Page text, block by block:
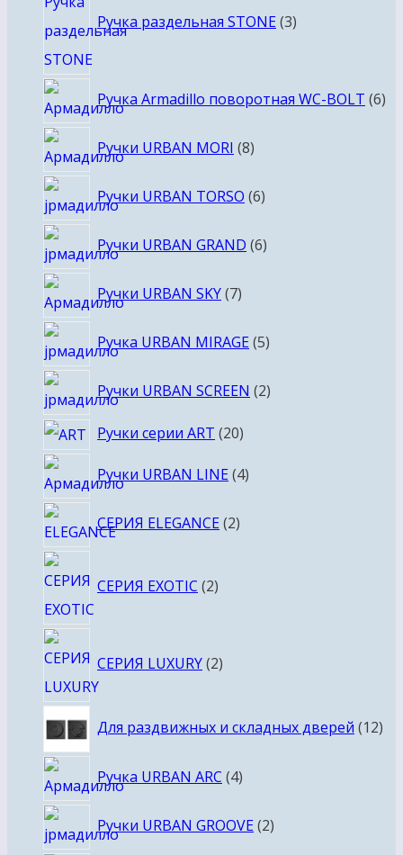
Ручка раздельная STONE 3товара
Ручка Armadillo поворотная WC-BOLT 66
Ручки URBAN MORI 88
Ручки URBAN TORSO 66
Ручки URBAN GRAND 66
Ручки URBAN SKY 77
Ручка URBAN MIRAGE 55
Ручки URBAN SCREEN 22
Ручки серии ART 2020
Ручки URBAN LINE 44
СЕРИЯ ELEGANCE 22
СЕРИЯ EXOTIC 2товара
СЕРИЯ LUXURY 2товара
Для раздвижных и складных дверей 1212
Ручка URBAN ARC 44
Ручки URBAN GROOVE 22